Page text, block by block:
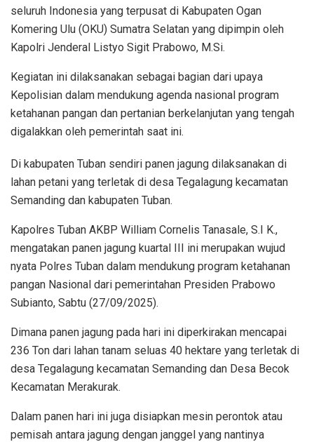
seluruh Indonesia yang terpusat di Kabupaten Ogan
Komering Ulu (OKU) Sumatra Selatan yang dipimpin oleh
Kapolri Jenderal Listyo Sigit Prabowo, M.Si.
Kegiatan ini dilaksanakan sebagai bagian dari upaya
Kepolisian dalam mendukung agenda nasional program
ketahanan pangan dan pertanian berkelanjutan yang tengah
digalakkan oleh pemerintah saat ini.
Di kabupaten Tuban sendiri panen jagung dilaksanakan di
lahan petani yang terletak di desa Tegalagung kecamatan
Semanding dan kabupaten Tuban.
Kapolres Tuban AKBP William Cornelis Tanasale, S.I K.,
mengatakan panen jagung kuartal III ini merupakan wujud
nyata Polres Tuban dalam mendukung program ketahanan
pangan Nasional dari pemerintahan Presiden Prabowo
Subianto, Sabtu (27/09/2025).
Dimana panen jagung pada hari ini diperkirakan mencapai
236 Ton dari lahan tanam seluas 40 hektare yang terletak di
desa Tegalagung kecamatan Semanding dan Desa Becok
Kecamatan Merakurak.
Dalam panen hari ini juga disiapkan mesin perontok atau
pemisah antara jagung dengan janggel yang nantinya